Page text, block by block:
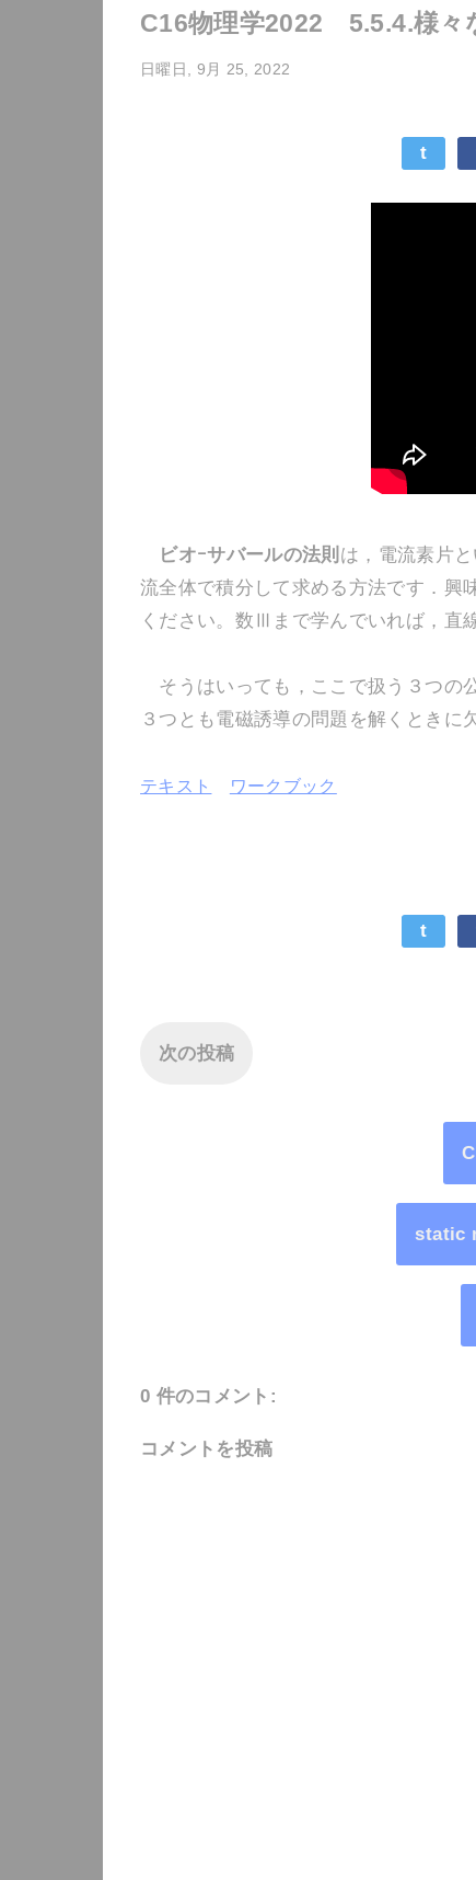
C16物理学2022 5.5.4.様々
日曜日, 9月 25, 2022
t
ビオｰサバールの法則 は，電流素片
流全体で積分して求める方法です．興
ください。数Ⅲまで学んでいれば，直
そうはいっても，ここで扱う３つの
３つとも電磁誘導の問題を解くときに
テキスト ワークブック
t
次の投稿
static
0 件のコメント:
コメントを投稿